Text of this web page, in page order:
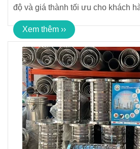
độ và giá thành tối ưu cho khách
Xem thêm ››